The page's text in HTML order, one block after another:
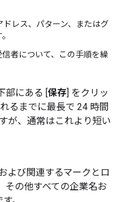
ドレス、パターン、またはグ
者について、この手順を繰
部にある [保存] をクリッ
るまでに最長で 24 時間
が、通常はこれより短い
よび関連するマークとロ
その他すべての企業名お